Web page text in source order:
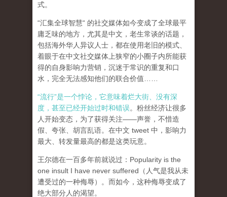
式。
“汇集全球智慧“ 的社交媒体如今变成了全球最平
庸乏味的地方，尤其是中文，老生常谈的话题，
包括海外华人异议人士，都在使用老旧的模式、
着眼于在中文社交媒体上狭窄的小圈子内所能获
得的自身影响力营销，沉迷于常识的重复和口
水，完全无法感知他们的联合价值……
“流行”是一个悖论，它意味着烂大街、没有深
度，甚至已经开始过时和错误。粉丝经济让很多
人开始变态，为了获得关注——声誉，不惜造
假、夸张、胡言乱语。在中文 tweet 中，影响力
最大、转发量最高的都是这类玩意。
王尔德在一百多年前就说过：Popularity is the
one insult I have never suffered（人气是我从未
遭受过的一种侮辱）。而如今，这种侮辱变成了
绝大部分人的渴望。